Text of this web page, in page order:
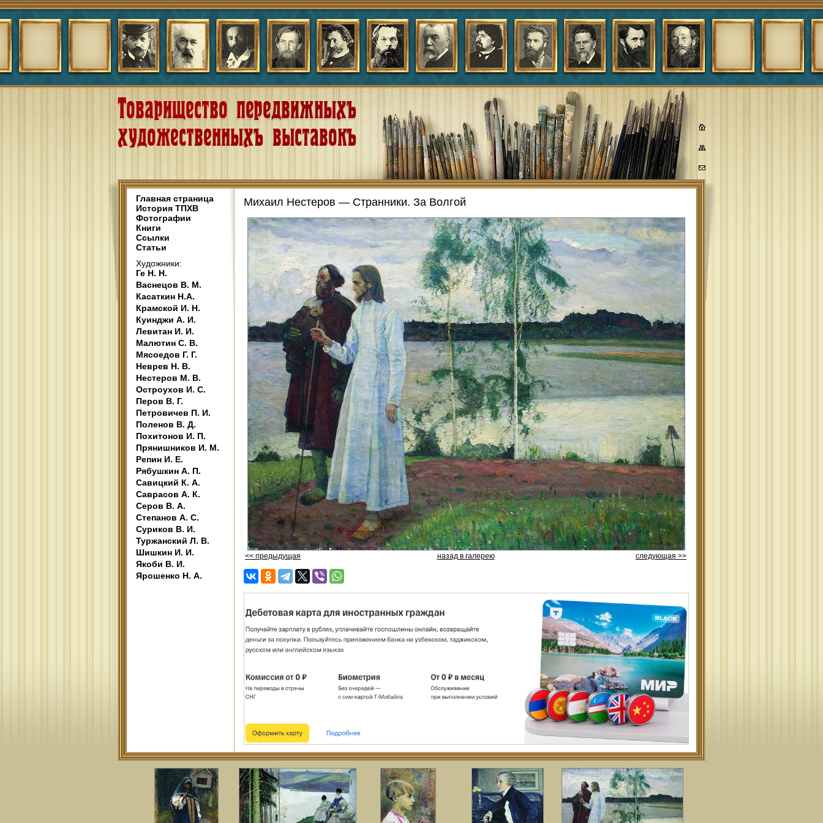
Главная страница
История ТПХВ
Фотографии
Книги
Ссылки
Статьи
Художники:
Ге Н. Н.
Васнецов В. М.
Касаткин Н.А.
Крамской И. Н.
Куинджи А. И.
Левитан И. И.
Малютин С. В.
Мясоедов Г. Г.
Неврев Н. В.
Нестеров М. В.
Остроухов И. С.
Перов В. Г.
Петровичев П. И.
Поленов В. Д.
Похитонов И. П.
Прянишников И. М.
Репин И. Е.
Рябушкин А. П.
Савицкий К. А.
Саврасов А. К.
Серов В. А.
Степанов А. С.
Суриков В. И.
Туржанский Л. В.
Шишкин И. И.
Якоби В. И.
Ярошенко Н. А.
Михаил Нестеров — Странники. За Волгой
<< предыдущая назад в галерею следующая >>